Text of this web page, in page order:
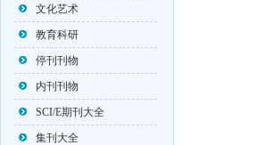
文化艺术
教育科研
停刊刊物
内刊刊物
SCI/E期刊大全
集刊大全